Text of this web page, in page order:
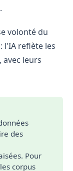
volonté du
l'IA reflète les
avec leurs
des
Pour
corpus